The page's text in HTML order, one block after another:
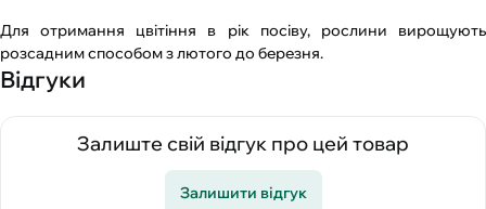
Для отримання цвітіння в рік посіву, рослини вирощують
розсадним способом з лютого до березня.
Відгуки
Залиште свій відгук про цей товар
Залишити відгук